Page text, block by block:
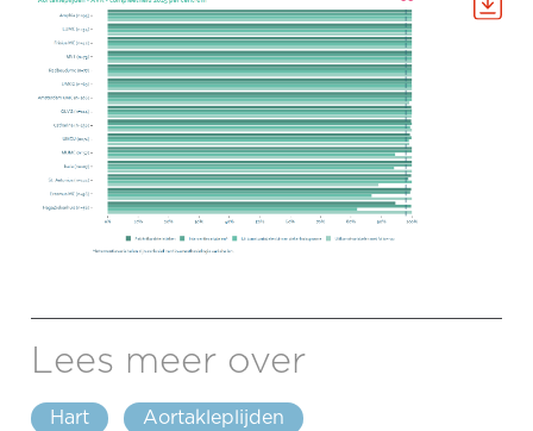
Lees meer over
Hart Aortakleplijden